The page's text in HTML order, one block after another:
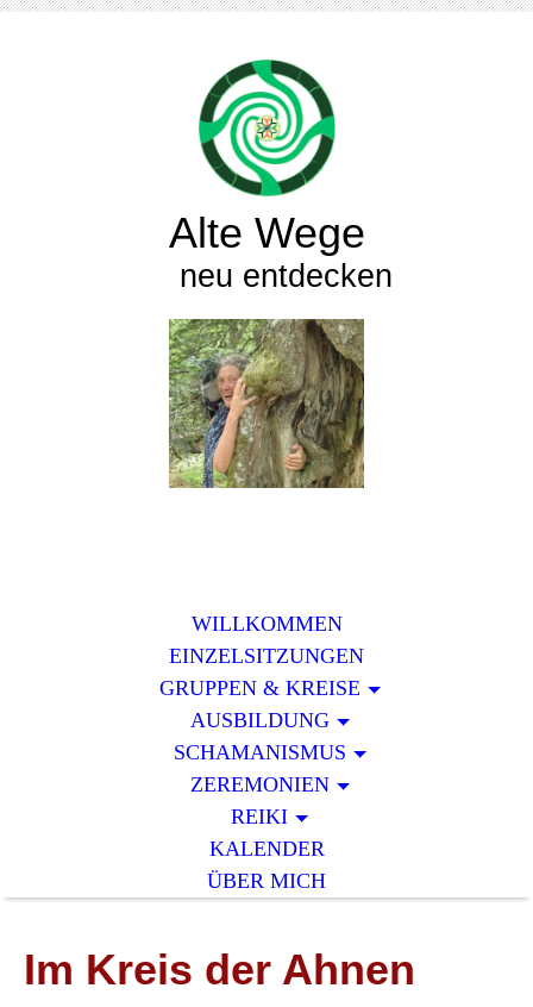
Alte Wege
neu entdecken
WILLKOMMEN
EINZELSITZUNGEN
GRUPPEN & KREISE
AUSBILDUNG
SCHAMANISMUS
ZEREMONIEN
REIKI
KALENDER
ÜBER MICH
Im Kreis der Ahnen